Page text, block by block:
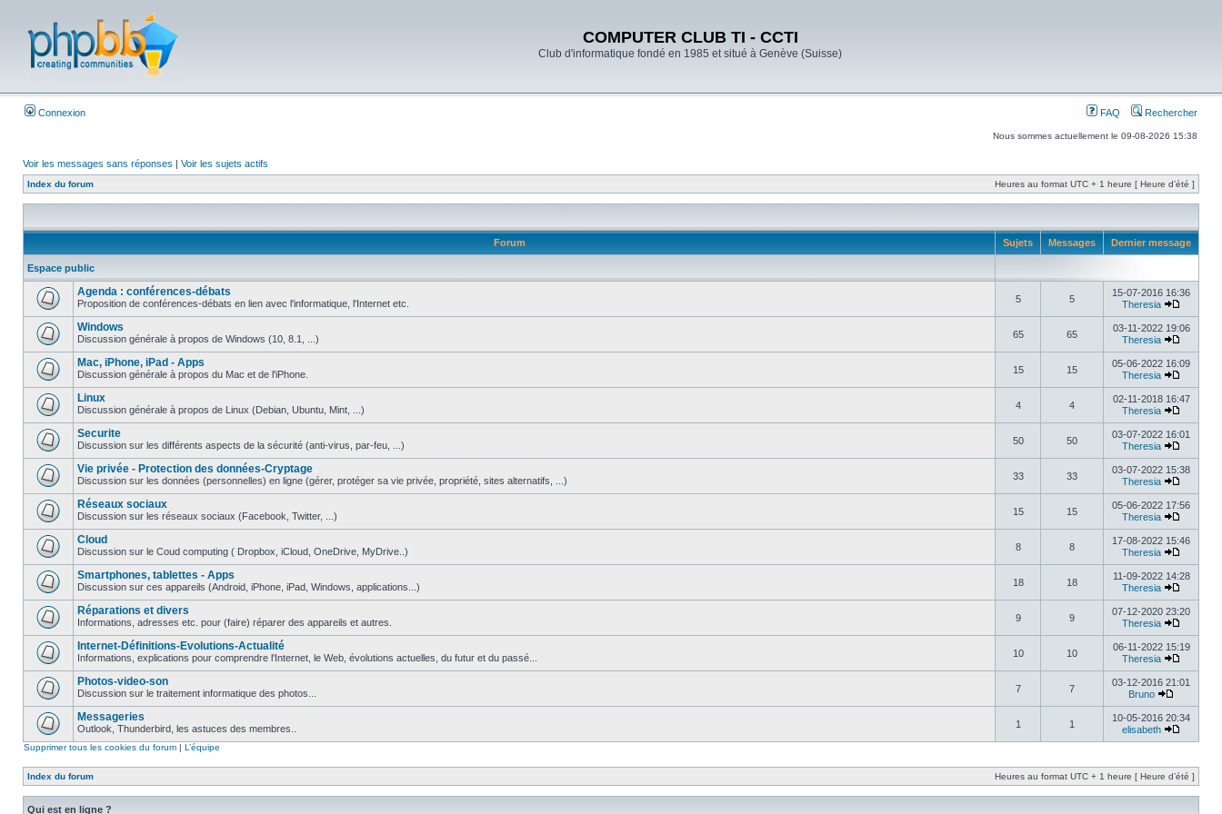
COMPUTER CLUB TI - CCTI
Club d'informatique fondé en 1985 et situé à Genève (Suisse)
Connexion FAQ Rechercher
Nous sommes actuellement le 09-08-2026 15:38
Voir les messages sans réponses | Voir les sujets actifs
Index du forum Heures au format UTC + 1 heure [ Heure d’été ]
Forum Sujets Messages Dernier message
Espace public
Agenda : conférences-débats
Proposition de conférences-débats en lien avec l'informatique, l'Internet etc. 5 5
15-07-2016 16:36
Theresia
Windows
Discussion générale à propos de Windows (10, 8.1, ...) 65 65
03-11-2022 19:06
Theresia
Mac, iPhone, iPad - Apps
Discussion générale à propos du Mac et de l'iPhone. 15 15
05-06-2022 16:09
Theresia
Linux
Discussion générale à propos de Linux (Debian, Ubuntu, Mint, ...) 4 4
02-11-2018 16:47
Theresia
Securite
Discussion sur les différents aspects de la sécurité (anti-virus, par-feu, ...) 50 50
03-07-2022 16:01
Theresia
Vie privée - Protection des données-Cryptage
Discussion sur les données (personnelles) en ligne (gérer, protéger sa vie privée, propriété, sites alternatifs, ...) 33 33
03-07-2022 15:38
Theresia
Réseaux sociaux
Discussion sur les réseaux sociaux (Facebook, Twitter, ...) 15 15
05-06-2022 17:56
Theresia
Cloud
Discussion sur le Coud computing ( Dropbox, iCloud, OneDrive, MyDrive..) 8 8
17-08-2022 15:46
Theresia
Smartphones, tablettes - Apps
Discussion sur ces appareils (Android, iPhone, iPad, Windows, applications...) 18 18
11-09-2022 14:28
Theresia
Réparations et divers
Informations, adresses etc. pour (faire) réparer des appareils et autres. 9 9
07-12-2020 23:20
Theresia
Internet-Définitions-Evolutions-Actualité
Informations, explications pour comprendre l'Internet, le Web, évolutions actuelles, du futur et du passé... 10 10
06-11-2022 15:19
Theresia
Photos-video-son
Discussion sur le traitement informatique des photos... 7 7
03-12-2016 21:01
Bruno
Messageries
Outlook, Thunderbird, les astuces des membres.. 1 1
10-05-2016 20:34
elisabeth
Supprimer tous les cookies du forum | L’équipe
Index du forum Heures au format UTC + 1 heure [ Heure d’été ]
Qui est en ligne ?